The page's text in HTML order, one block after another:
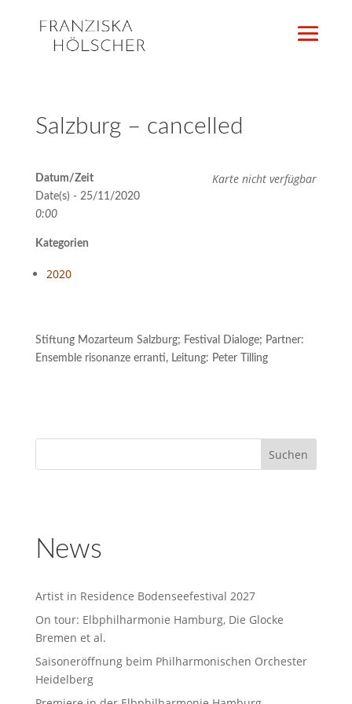
Salzburg – cancelled
Karte nicht verfügbar
Datum/Zeit
Date(s) - 25/11/2020
0:00
Kategorien
2020
Stiftung Mozarteum Salzburg; Festival Dialoge; Partner:
Ensemble risonanze erranti, Leitung: Peter Tilling
News
Artist in Residence Bodenseefestival 2027
On tour: Elbphilharmonie Hamburg, Die Glocke
Bremen et al.
Saisoneröffnung beim Philharmonischen Orchester
Heidelberg